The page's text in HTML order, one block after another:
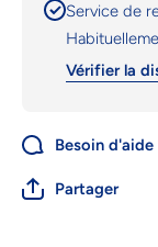
Service de
Vérifier la
Besoin
Partager